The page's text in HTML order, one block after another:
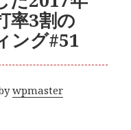
率3割の
ング#51
wpmaster